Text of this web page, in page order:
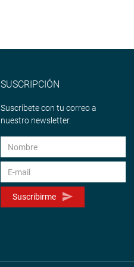
SUSCRIPCIÓN
Suscríbete con tu correo a
nuestro newsletter.
Suscribirme